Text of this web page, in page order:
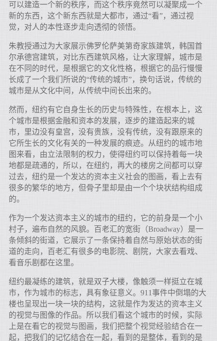
可以建造一个新的秩序，而这个秩序竟然可以凝聚成一个
新的东西，这个新东西就是大都市，通过“看”，通过视
觉，对人的本性逐步走向透彻的领悟。
朱教授通过为大家展示佛罗伦萨美第奇家族建筑，韩国首
尔承德宫建筑，对比东西建筑风格，让大家理解，城市是
在不同的时代，是根据它的文化性格，根据它的品行慢慢
长成了一个我们所说的“传统的城市”，换句话说，传统的
城市是从文化中间，从传统中间长出来的。
然而，纽约有它自身生长的历史与特殊性，在根本上，这
个城市是根据金融和资本的发展，逐步的建造起来的城
市，里边没有皇宫，没有贵族，没有传统，没有跟原来的
它所生长的文化有关的一种发展的痕迹。从纽约的城市地
图来看，由立法限制的权力，使得纽约可以保持着每一块
地都是疏通的，所以，在纽约，再大的楼房之间都可以穿
过去，纽约是一个发达的资本主义社会的图画，看上去有
很多的繁华的地方，但骨子里却是由一个个块状结构组成
的。
作为一个发达资本主义的城市的纽约，它的前身是一个小
村子，遍布自然的风貌。百老汇的宽街（Broadway）是一
条倾斜的街道，它展示了一条保持着自然与原始状态的街
道的走向，百老汇有很多的电影院、剧院，大家去看戏、
看音乐剧都在这里。
纽约最凝练的建筑，就是双子大楼，像触须一样挺立在城
市，作为城市的标志，具有象征意义。911事件中倒塌的大
楼也呈现出一块一块的结构，这就是作为发达的资本主义
的视觉与图像的作品。所以我们看这个城市的时候，实际
上是在看它的视觉与图画，我们把整个视觉经验结合在一
起，把我们的记忆结合在一起，看到的是整体，看到的是